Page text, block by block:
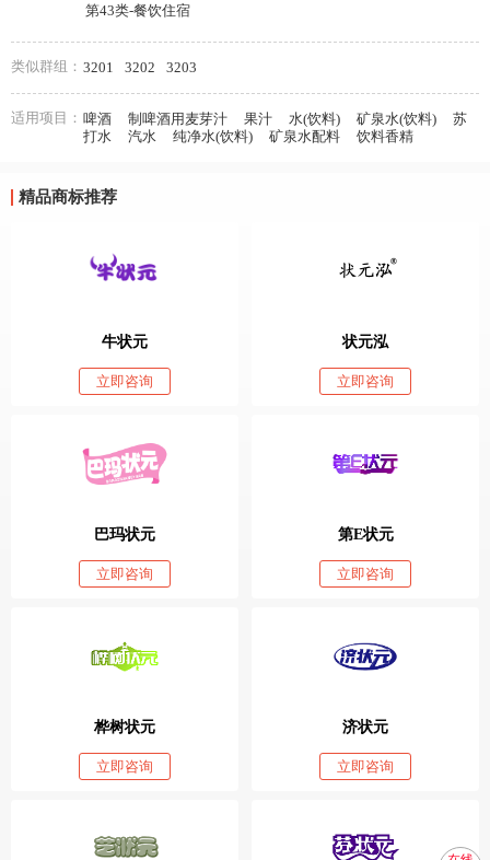
第43类-餐饮住宿
类似群组： 3201 3202 3203
适用项目： 啤酒 制啤酒用麦芽汁 果汁 水(饮料) 矿泉水(饮料)
苏
打水
汽水 纯净水(饮料) 矿泉水配料 饮料香精
精品商标推荐
牛状元
立即咨询
状元泓
立即咨询
巴玛状元
立即咨询
第E状元
立即咨询
桦树状元
立即咨询
济状元
立即咨询